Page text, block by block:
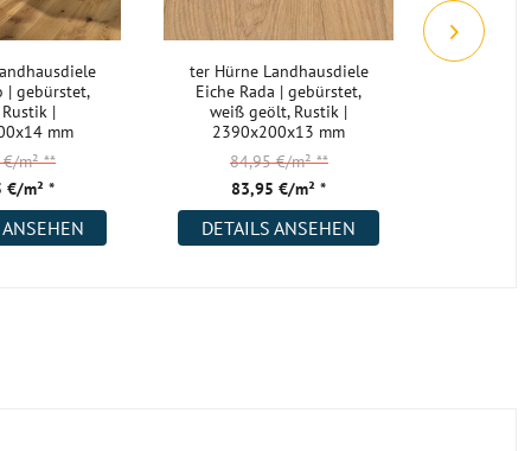
| gebürstet,
|
mm
€/m² *
€/m²**
ter Hürne Landhausdiele
Eiche Rada | gebürstet,
weiß geölt, Rustik |
2390x200x13 mm
83,95 €/m² *
84,95 €/m²**
DETAILS ANSEHEN